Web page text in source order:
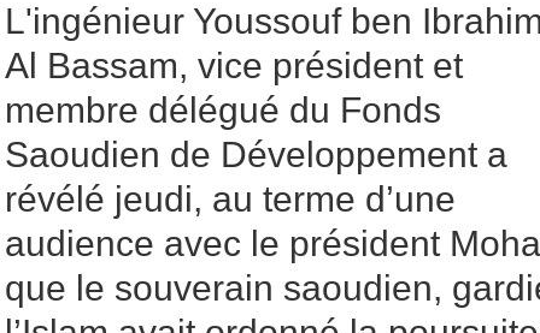
L'ingénieur Youssouf ben
Al Bassam, vice président et
membre délégué du Fonds
Saoudien de Développement a
révélé jeudi, au terme d’une
audience avec le président
que le souverain saoudien,